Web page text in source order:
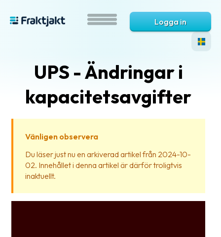
är
Fraktjakt?
Hjälp?
Logga in
UPS - Ändringar i
kapacitetsavgifter
Vänligen observera
Du läser just nu en arkiverad artikel från 2024-10-
02. Innehållet i denna artikel är därför troligtvis
inaktuellt.